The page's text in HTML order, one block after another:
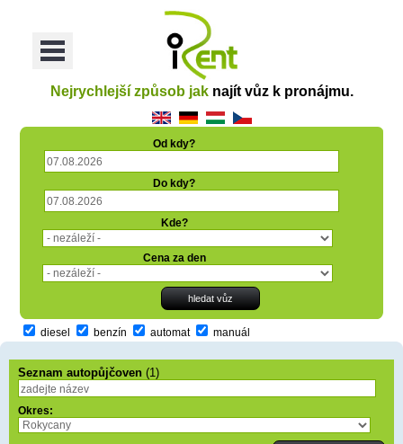
Menu
Nejrychlejší způsob jaknajít vůz k pronájmu.
Od kdy?
Do kdy?
Kde?
Cena za den
diesel benzín automat manuál
Seznam autopůjčoven (1)
Okres: